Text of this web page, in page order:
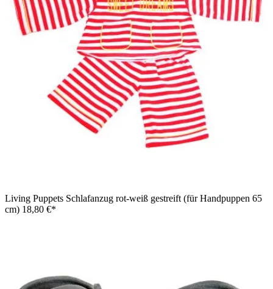
Living Puppets Schlafanzug rot-weiß gestreift (für Handpuppen 65
cm) 18,80 €*